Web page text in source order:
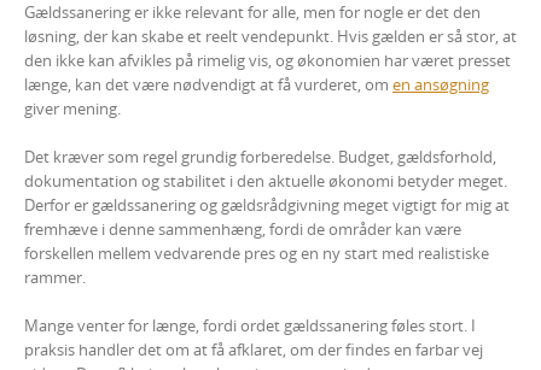
Gældssanering er ikke relevant for alle, men for nogle er det den
løsning, der kan skabe et reelt vendepunkt. Hvis gælden er så stor, at
den ikke kan afvikles på rimelig vis, og økonomien har været presset
længe, kan det være nødvendigt at få vurderet, om en ansøgning
giver mening.
Det kræver som regel grundig forberedelse. Budget, gældsforhold,
dokumentation og stabilitet i den aktuelle økonomi betyder meget.
Derfor er gældssanering og gældsrådgivning meget vigtigt for mig at
fremhæve i denne sammenhæng, fordi de områder kan være
forskellen mellem vedvarende pres og en ny start med realistiske
rammer.
Mange venter for længe, fordi ordet gældssanering føles stort. I
praksis handler det om at få afklaret, om der findes en farbar vej